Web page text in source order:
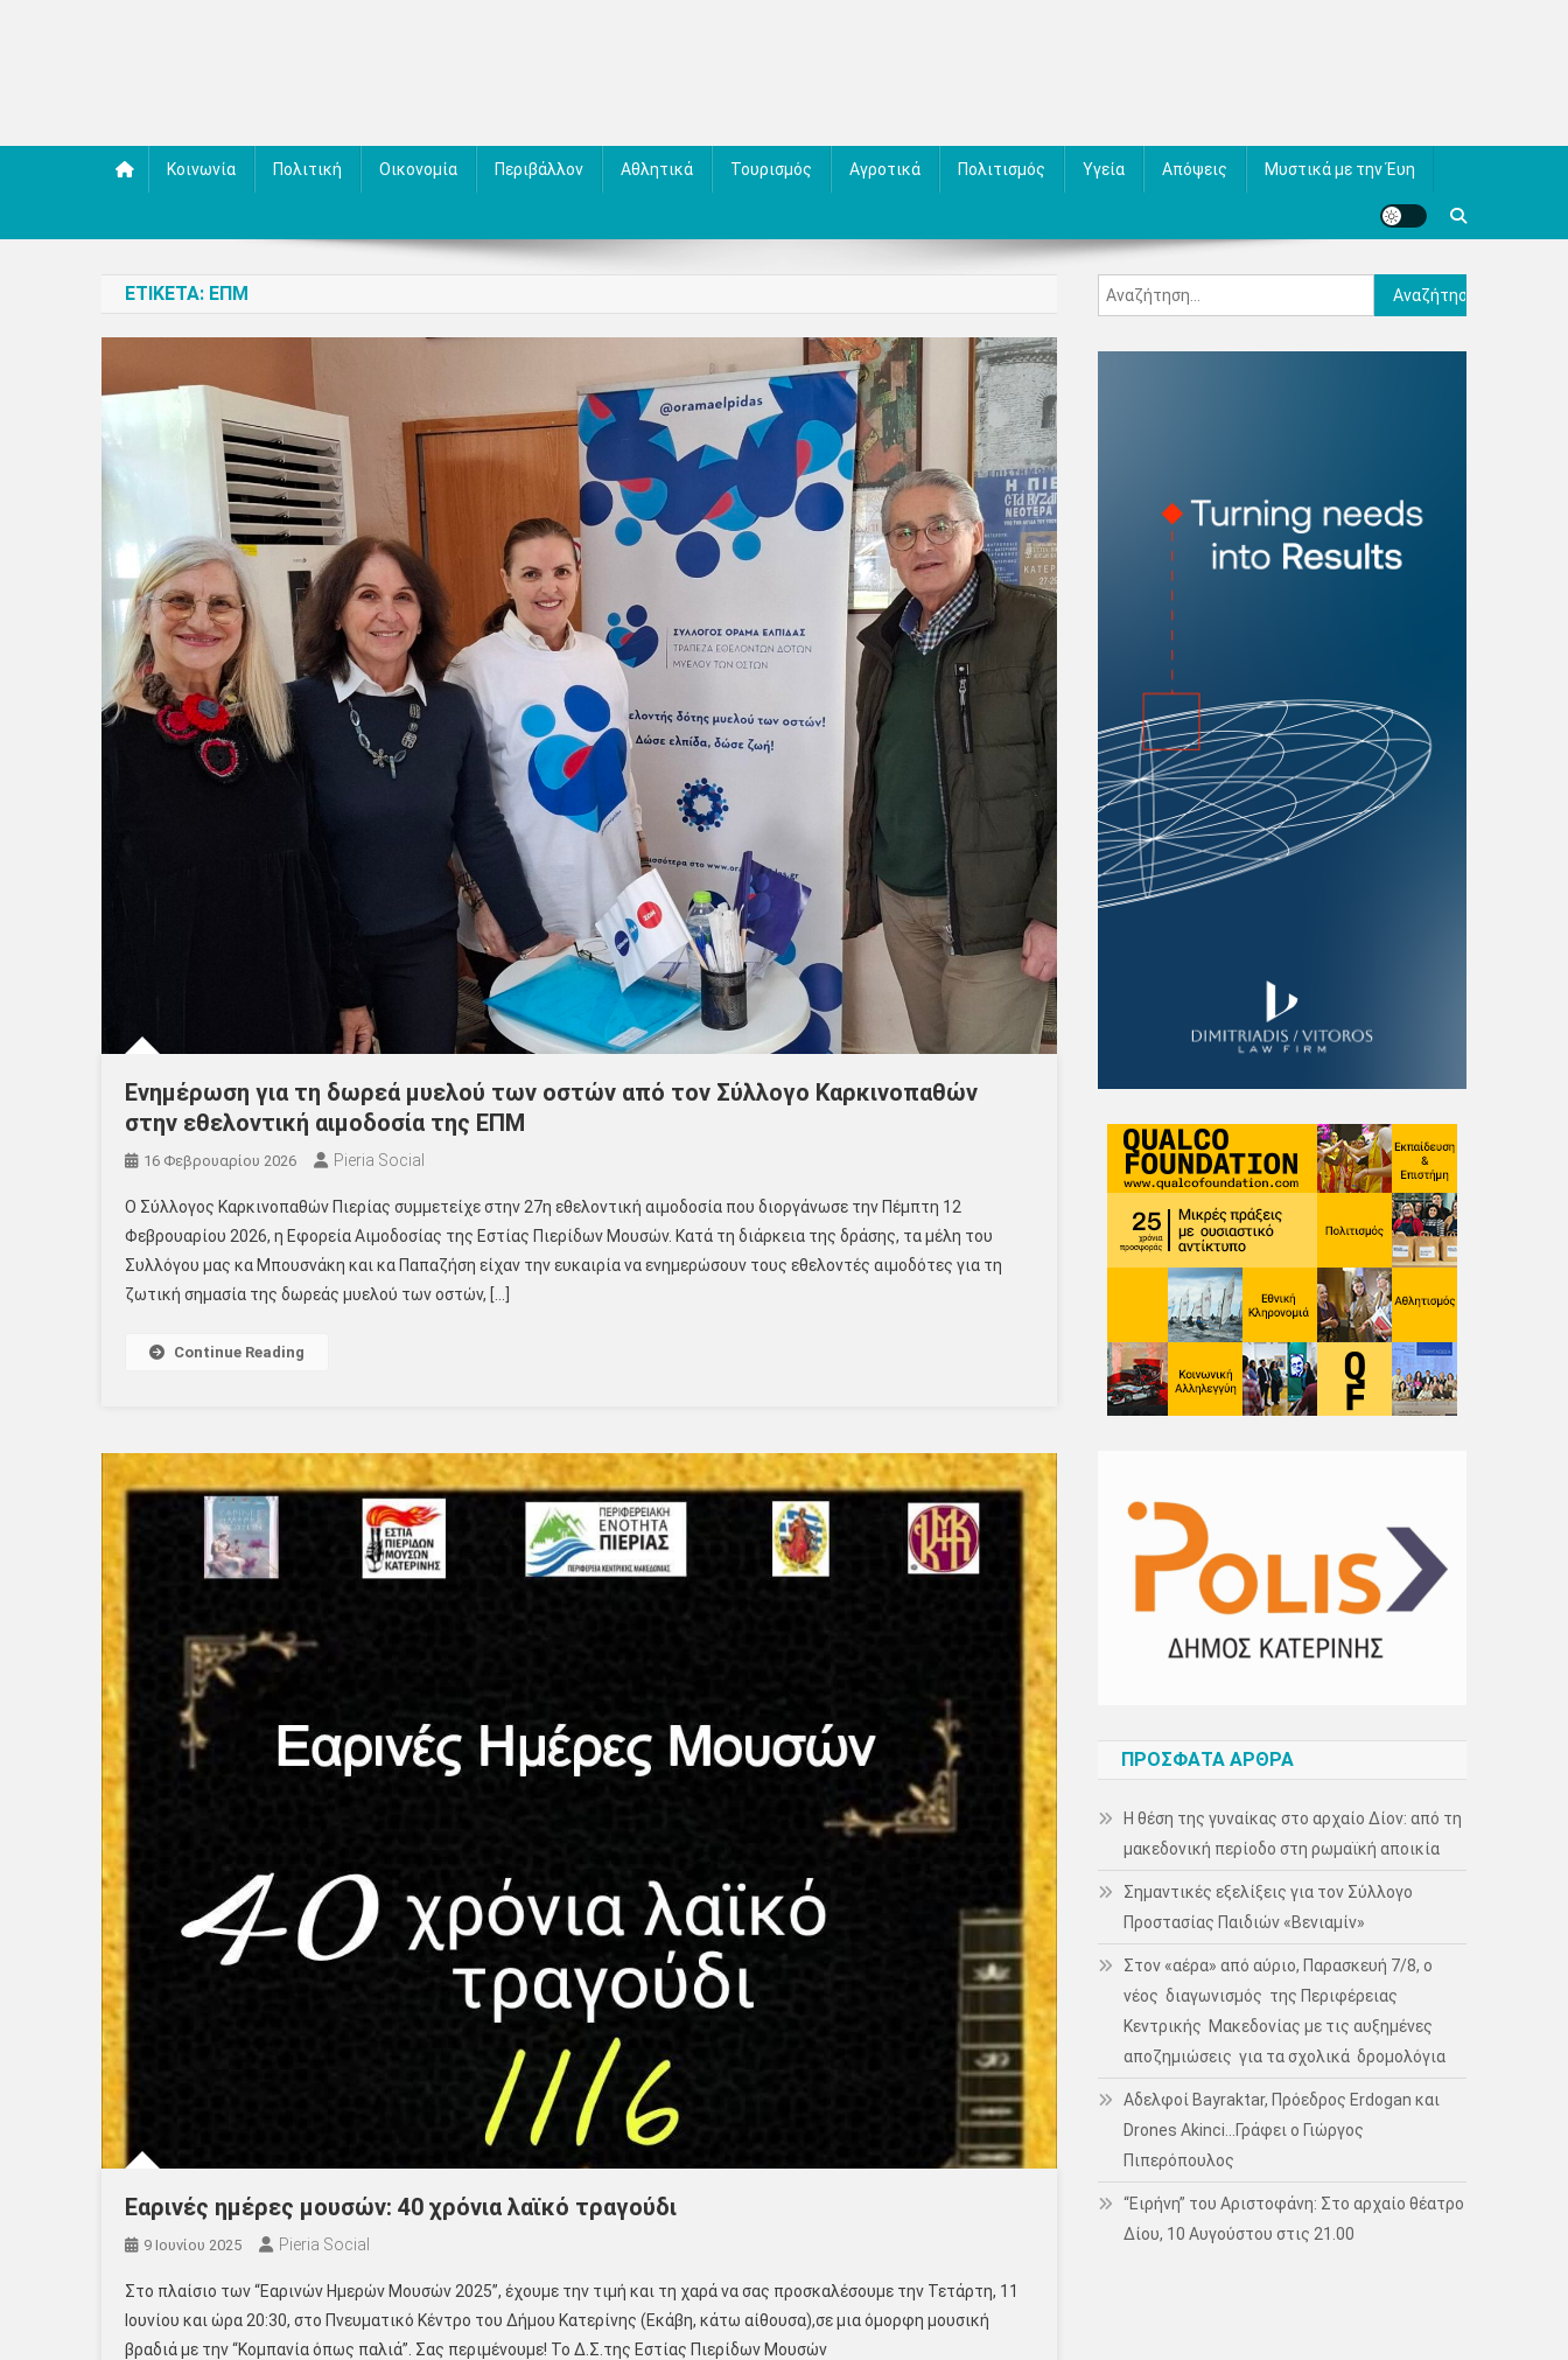
Κοινωνία Πολιτική Οικονομία Περιβάλλον Αθλητικά Τουρισμός Αγροτικά Πολιτισμός Υγεία Απόψεις Μυστικά με την Έυη
ΕΤΙΚΈΤΑ: ΕΠΜ
Ενημέρωση για τη δωρεά μυελού των οστών από τον Σύλλογο Καρκινοπαθών
στην εθελοντική αιμοδοσία της ΕΠΜ
16 Φεβρουαρίου 2026 Pieria Social
Ο Σύλλογος Καρκινοπαθών Πιερίας συμμετείχε στην 27η εθελοντική αιμοδοσία που διοργάνωσε την Πέμπτη 12
Φεβρουαρίου 2026, η Εφορεία Αιμοδοσίας της Εστίας Πιερίδων Μουσών. Κατά τη διάρκεια της δράσης, τα μέλη του
Συλλόγου μας κα Μπουσνάκη και κα Παπαζήση είχαν την ευκαιρία να ενημερώσουν τους εθελοντές αιμοδότες για τη
ζωτική σημασία της δωρεάς μυελού των οστών, […]
Continue Reading
Εαρινές ημέρες μουσών: 40 χρόνια λαϊκό τραγούδι
9 Ιουνίου 2025 Pieria Social
Στο πλαίσιο των “Εαρινών Ημερών Μουσών 2025”, έχουμε την τιμή και τη χαρά να σας προσκαλέσουμε την Τετάρτη, 11
Ιουνίου και ώρα 20:30, στο Πνευματικό Κέντρο του Δήμου Κατερίνης (Εκάβη, κάτω αίθουσα),σε μια όμορφη μουσική
βραδιά με την “Κομπανία όπως παλιά”. Σας περιμένουμε! Το Δ.Σ.της Εστίας Πιερίδων Μουσών
Αναζήτηση
για:
ΠΡΌΣΦΑΤΑ ΆΡΘΡΑ
Η θέση της γυναίκας στο αρχαίο Δίον: από τη
μακεδονική περίοδο στη ρωμαϊκή αποικία
Σημαντικές εξελίξεις για τον Σύλλογο
Προστασίας Παιδιών «Βενιαμίν»
Στον «αέρα» από αύριο, Παρασκευή 7/8, ο
νέος διαγωνισμός της Περιφέρειας
Κεντρικής Μακεδονίας με τις αυξημένες
αποζημιώσεις για τα σχολικά δρομολόγια
Αδελφοί Bayraktar, Πρόεδρος Erdogan και
Drones Akinci…Γράφει ο Γιώργος
Πιπερόπουλος
“Ειρήνη” του Αριστοφάνη: Στο αρχαίο θέατρο
Δίου, 10 Αυγούστου στις 21.00